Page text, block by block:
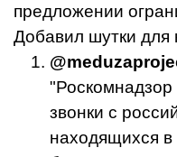
предложении
Добавил шутки для
"Роскомнадзор
звонки с
находящихся в